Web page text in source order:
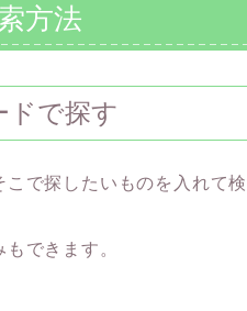
方法
ドで探す
で探したいものを入れて検
できます。